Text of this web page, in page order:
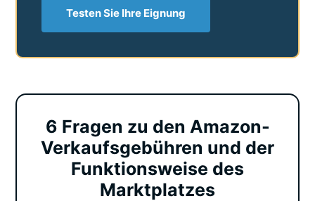
Testen Sie Ihre Eignung
6 Fragen zu den Amazon-
Verkaufsgebühren und der
Funktionsweise des
Marktplatzes